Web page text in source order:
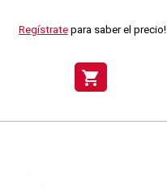
Regístrate para saber el precio!
shopping_cart